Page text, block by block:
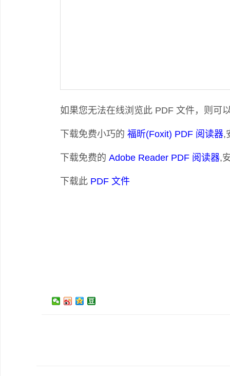
如果您无法在线浏览此 PDF 文件，则可
下载免费小巧的 福昕(Foxit) PDF 阅读器,
下载免费的 Adobe Reader PDF 阅读器,
下载此 PDF 文件